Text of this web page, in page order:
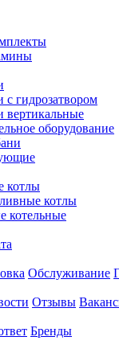
с гидрозатвором
вертикальные
оборудование
котлы
котлы
котельные
Обслуживание
Отзывы
Бренды